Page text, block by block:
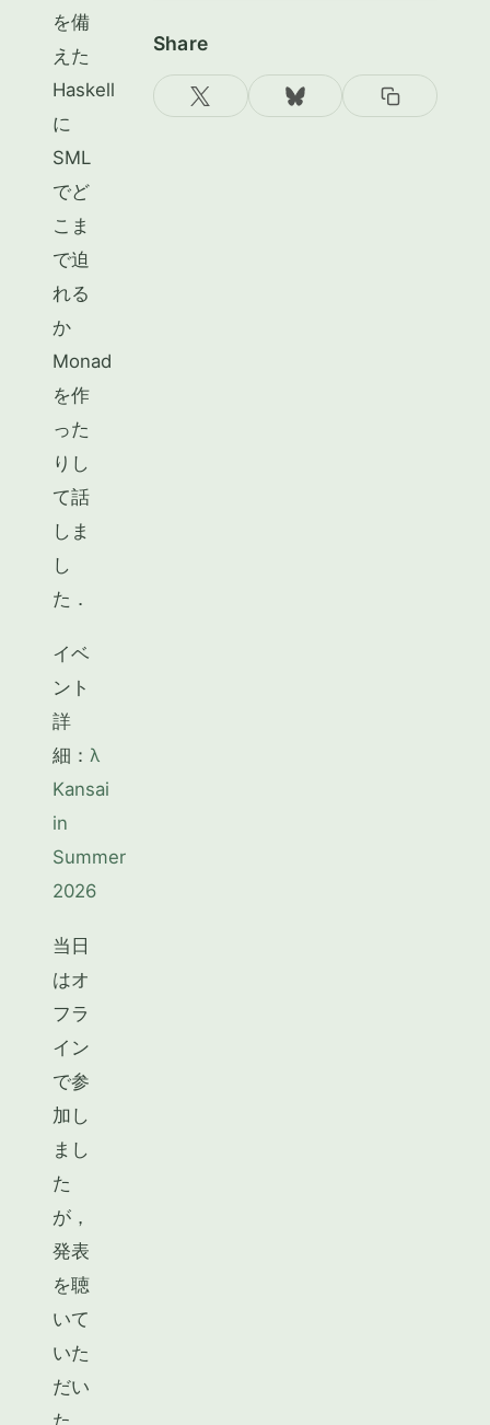
Share
を備
えた
Haskell
に
SML
でど
こま
で迫
れる
か
Monad
を作
った
りし
て話
しま
し
た．
イベ
ント
詳
細： λ
Kansai
in
Summer
2026
当日
はオ
フラ
イン
で参
加し
まし
た
が，
発表
を聴
いて
いた
だい